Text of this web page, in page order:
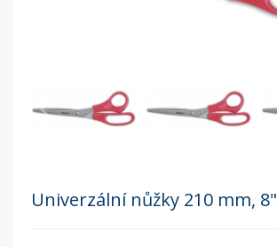
Univerzální nůžky 210 mm, 8"